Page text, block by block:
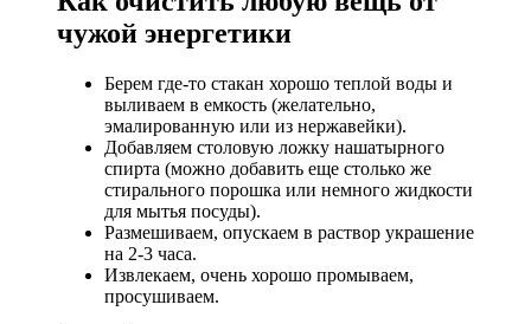
чужой энергетики
Берем где-то стакан хорошо теплой воды и
выливаем в емкость (желательно,
эмалированную или из нержавейки).
Добавляем столовую ложку нашатырного
спирта (можно добавить еще столько же
стирального порошка или немного жидкости
для мытья посуды).
Размешиваем, опускаем в раствор украшение
на 2-3 часа.
Извлекаем, очень хорошо промываем,
просушиваем.